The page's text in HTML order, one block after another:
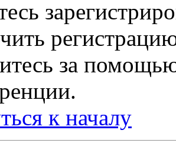
за
к началу